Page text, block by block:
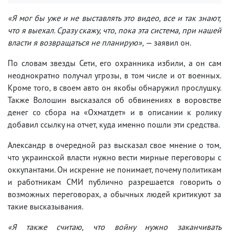
«Я мог бы уже и не выставлять это видео, все и так знают,
что я выехал. Сразу скажу, что, пока эта система, при нашей
власти я возвращаться не планирую», — заявил он.
По словам звезды Сети, его охранника избили, а он сам
неоднократно получал угрозы, в том числе и от военных.
Кроме того, в своем авто он якобы обнаружил прослушку.
Также Волошин высказался об обвинениях в воровстве
денег со сбора на «Охматдет» и в описании к ролику
добавил ссылку на отчет, куда именно пошли эти средства.
Александр в очередной раз высказал свое мнение о том,
что украинской власти нужно вести мирные переговоры с
оккупантами. Он искренне не понимает, почему политикам
и работникам СМИ публично разрешается говорить о
возможных переговорах, а обычных людей критикуют за
такие высказывания.
«Я также считаю, что войну нужно заканчивать